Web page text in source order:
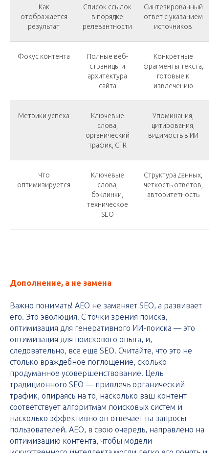
Как
отображается
результат
Список ссылок
в порядке
релевантности
Синтезированный
ответ с указанием
источников
Фокус контента
Полные веб-
страницы и
архитектура
сайта
Конкретные
фрагменты текста,
готовые к
извлечению
Метрики успеха
Ключевые
слова,
органический
трафик, CTR
Упоминания,
цитирования,
видимость в ИИ
Что
оптимизируется
Ключевые
слова,
бэклинки,
техническое
SEO
Структура данных,
четкость ответов,
авторитетность
Дополнение, а не замена
Важно понимать! AEO не заменяет SEO, а развивает
его. Это эволюция. С точки зрения поиска,
оптимизация для генеративного ИИ-поиска — это
оптимизация для поискового опыта, и,
следовательно, всё ещё SEO. Считайте, что это не
столько враждебное поглощение, сколько
продуманное усовершенствование. Цель
традиционного SEO — привлечь органический
трафик, опираясь на то, насколько ваш контент
соответствует алгоритмам поисковых систем и
насколько эффективно он отвечает на запросы
пользователей. AEO, в свою очередь, направлено на
оптимизацию контента, чтобы модели